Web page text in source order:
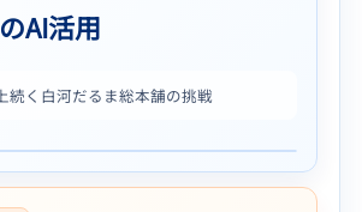
AI活用
続く白河だるま総本舗の挑戦